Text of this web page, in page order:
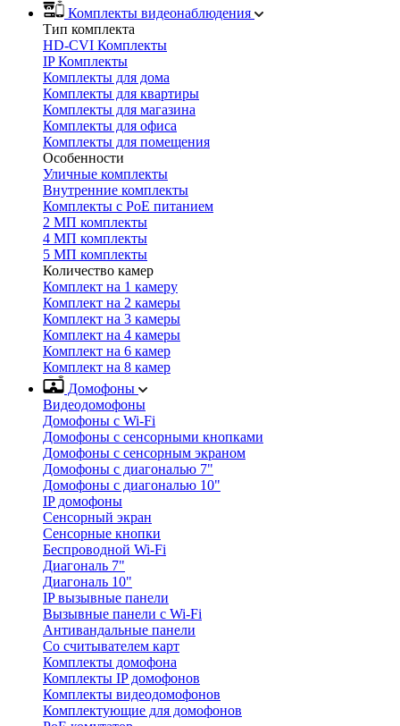
Комплекты видеонаблюдения
Тип комплекта
HD-CVI Комплекты
IP Комплекты
Комплекты для дома
Комплекты для квартиры
Комплекты для магазина
Комплекты для офиса
Комплекты для помещения
Особенности
Уличные комплекты
Внутренние комплекты
Комплекты с PoE питанием
2 МП комплекты
4 МП комплекты
5 МП комплекты
Количество камер
Комплект на 1 камеру
Комплект на 2 камеры
Комплект на 3 камеры
Комплект на 4 камеры
Комплект на 6 камер
Комплект на 8 камер
Домофоны
Видеодомофоны
Домофоны с Wi-Fi
Домофоны с сенсорными кнопками
Домофоны с сенсорным экраном
Домофоны с диагональю 7"
Домофоны с диагональю 10"
IP домофоны
Сенсорный экран
Сенсорные кнопки
Беспроводной Wi-Fi
Диагональ 7"
Диагональ 10"
IP вызывные панели
Вызывные панели с Wi-Fi
Антивандальные панели
Со считывателем карт
Комплекты домофона
Комплекты IP домофонов
Комплекты видеодомофонов
Комплектующие для домофонов